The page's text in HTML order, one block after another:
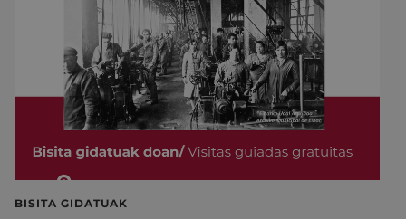
BISITA GIDATUAK